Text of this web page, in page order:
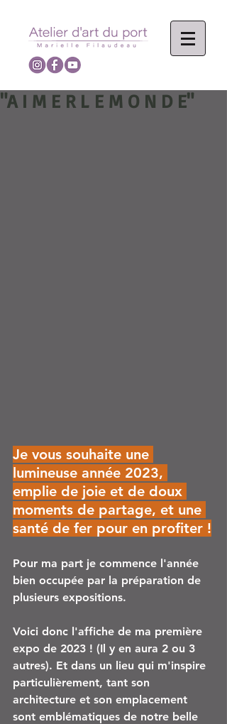
"A I M E R L E M O N D E"
Je vous souhaite une
lumineuse année 2023,
emplie de joie et de doux
moments de partage, et une
santé de fer pour en profiter !
Pour ma part je commence l'année
bien occupée par la préparation de
plusieurs expositions.
Voici donc l'affiche de ma première
expo de 2023 ! (Il y en aura 2 ou 3
autres). Et dans un lieu qui m'inspire
particulièrement, tant son
architecture et son emplacement
sont emblématiques de notre belle